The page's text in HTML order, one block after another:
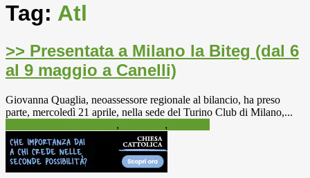
Tag: Atl
>> Presentata a Milano la Biteg (dal 6
al 9 maggio a Canelli)
Giovanna Quaglia, neoassessore regionale al bilancio, ha preso
parte, mercoledì 21 aprile, nella sede del Turino Club di Milano,...
, ,